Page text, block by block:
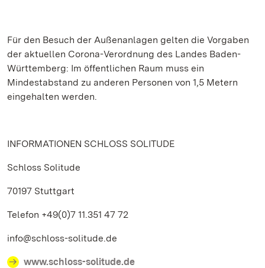
Für den Besuch der Außenanlagen gelten die Vorgaben
der aktuellen Corona-Verordnung des Landes Baden-
Württemberg: Im öffentlichen Raum muss ein
Mindestabstand zu anderen Personen von 1,5 Metern
eingehalten werden.
INFORMATIONEN SCHLOSS SOLITUDE
Schloss Solitude
70197 Stuttgart
Telefon +49(0)7 11.351 47 72
info@schloss-solitude.de
www.schloss-solitude.de